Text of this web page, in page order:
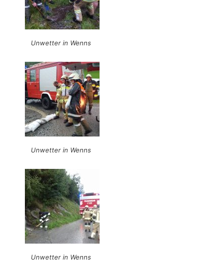
Unwetter in Wenns
Unwetter in Wenns
Unwetter in Wenns